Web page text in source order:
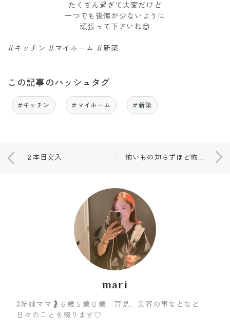
たくさん過ぎて大変だけど
一つでも後悔が少ないように
頑張って下さいね😊
#キッチン #マイホーム #新築
この記事のハッシュタグ
#キッチン #マイホーム #新築
２本目突入 怖いもの知らずほど怖いものはない
mari
3姉妹ママ🤰６歳５歳０歳 育児、美容の事などなど
日々のことを綴ります♡